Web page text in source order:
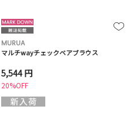
MURUA
マルチwayチェックベアブラウス
5,544 円
20%OFF